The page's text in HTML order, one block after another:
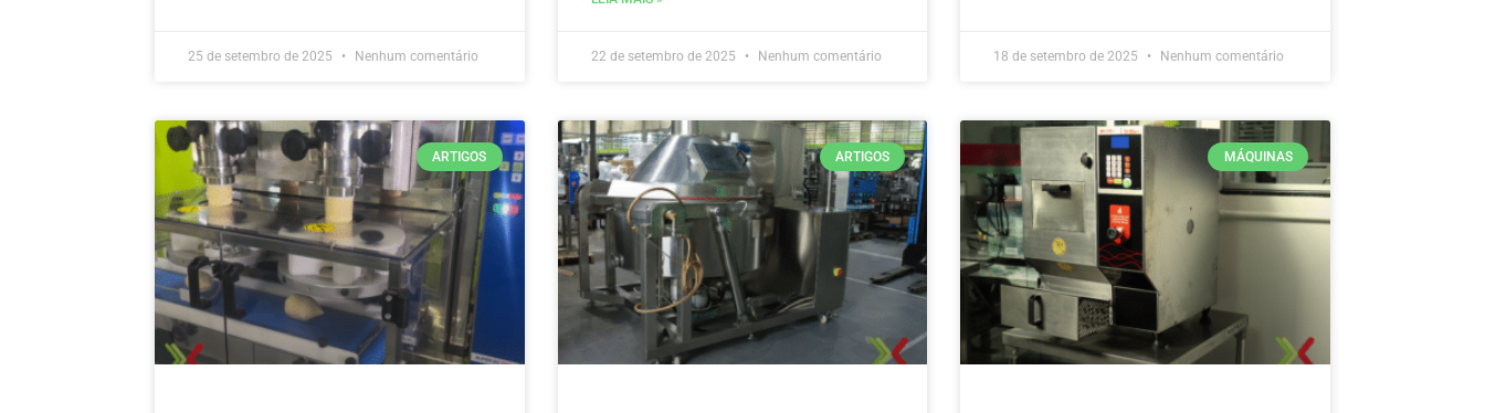
25 de setembro de 2025 Nenhum comentário 22 de setembro de 2025 Nenhum comentário 18 de setembro de 2025 Nenhum comentário
ARTIGOS ARTIGOS MÁQUINAS